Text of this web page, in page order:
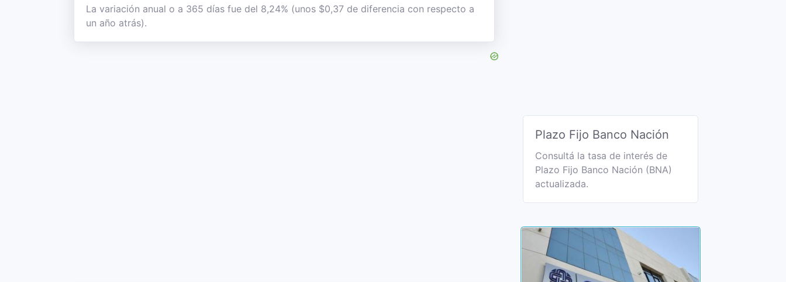
La variación anual o a 365 días fue del 8,24% (unos $0,37 de diferencia con respecto a
un año atrás).
Plazo Fijo Banco Nación
Consultá la tasa de interés de
Plazo Fijo Banco Nación (BNA)
actualizada.